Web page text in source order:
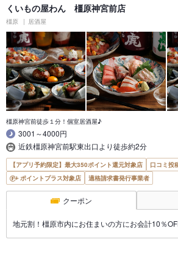
くいもの屋わん 橿原神宮前店
橿原 居酒屋
橿原神宮前徒歩１分！個室居酒屋♪
3001～4000円
近鉄橿原神宮前駅東出口より徒歩約2分
【アプリ予約限定】最大350ポイント還元対象店
口コミ投
ポイントプラス対象店
適格請求書発行事業者
クーポン
地元割！橿原市内にお住まいの方にお会計10％